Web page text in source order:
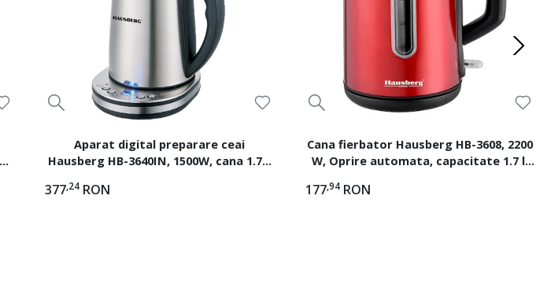
Aparat digital preparare ceai
Hausberg HB-3640IN, 1500W, cana 1.7L,
377,24 RON
Cana fierbator Hausberg HB-3608, 2200
W, Oprire automata, capacitate 1.7 l,
177,94 RON